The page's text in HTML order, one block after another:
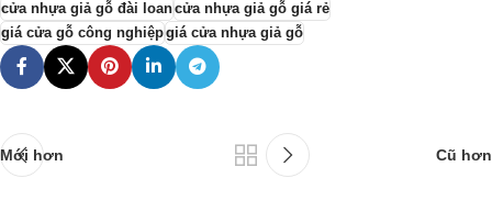
cửa nhựa giả gỗ đài loancửa nhựa giả gỗ giá rẻ
giá cửa gỗ công nghiệpgiá cửa nhựa giả gỗ
Mới hơn Cũ hơn